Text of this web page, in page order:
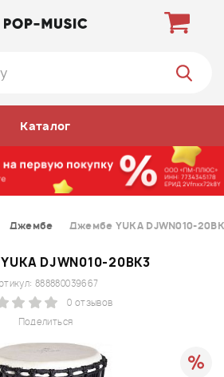
Каталог
Джембе Джембе YUKA DJWN010-
DJWN010-20BK3
Поделиться
888880039667
0 отзывов